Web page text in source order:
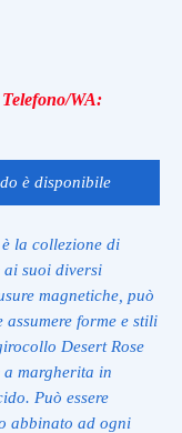
WA:
è disponibile
la collezione di
suoi diversi
magnetiche, può
assumere forme e stili
Desert Rose
a margherita in
Può essere
abbinato ad ogni